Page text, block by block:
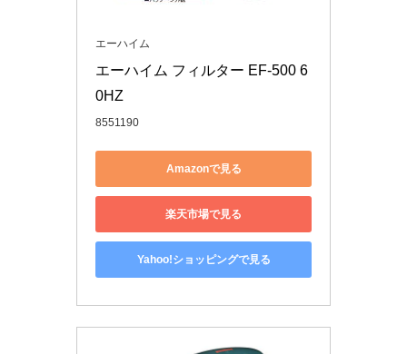
エーハイム
エーハイム フィルター EF-500 6
0HZ
8551190
Amazonで見る
楽天市場で見る
Yahoo!ショッピングで見る